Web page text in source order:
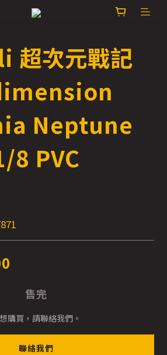
超次元戰記
Neptune
8 PVC
售完
購買，請聯絡我們。
聯絡我們